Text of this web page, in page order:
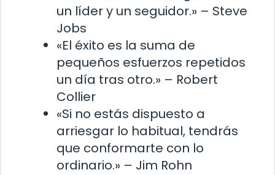
un líder y un seguidor.» – Steve
Jobs
«El éxito es la suma de
pequeños esfuerzos repetidos
un día tras otro.» – Robert
Collier
«Si no estás dispuesto a
arriesgar lo habitual, tendrás
que conformarte con lo
ordinario.» – Jim Rohn